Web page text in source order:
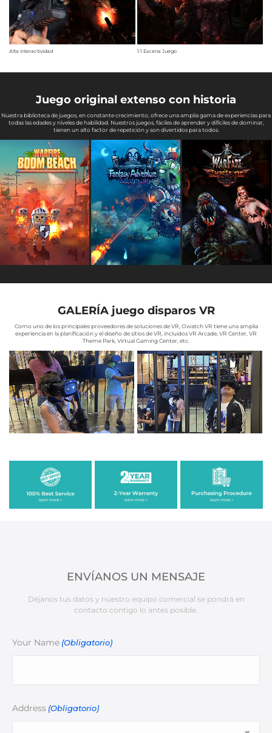
Alta interactividad 1:1 Escena Juego
Juego original extenso con historia
Nuestra biblioteca de juegos, en constante crecimiento, ofrece una amplia gama de experiencias para
todas las edades y niveles de habilidad. Nuestros juegos, fáciles de aprender y difíciles de dominar,
tienen un alto factor de repetición y son divertidos para todos.
GALERÍA juego disparos VR
Como uno de los principales proveedores de soluciones de VR, Owatch VR tiene una amplia
experiencia en la planificación y el diseño de sitios de VR, incluidos VR Arcade, VR Center, VR
Theme Park, Virtual Gaming Center, etc.
ENVÍANOS UN MENSAJE
Déjanos tus datos y nuestro equipo comercial se pondrá en
contacto contigo lo antes posible.
Your Name (Obligatorio)
Address (Obligatorio)